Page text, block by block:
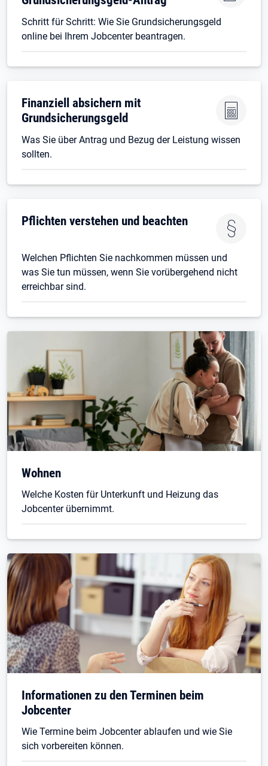
Schritt für Schritt: Wie Sie Grundsicherungsgeld
online bei Ihrem Jobcenter beantragen.
Finanziell absichern mit
Grundsicherungsgeld
Was Sie über Antrag und Bezug der Leistung wissen
sollten.
Pflichten verstehen und beachten
Welchen Pflichten Sie nachkommen müssen und
was Sie tun müssen, wenn Sie vorübergehend nicht
erreichbar sind.
Wohnen
Welche Kosten für Unterkunft und Heizung das
Jobcenter übernimmt.
Informationen zu den Terminen beim
Jobcenter
Wie Termine beim Jobcenter ablaufen und wie Sie
sich vorbereiten können.